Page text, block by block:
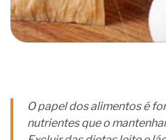
O papel dos alimentos é
nutrientes que o